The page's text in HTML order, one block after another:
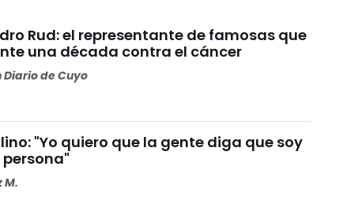
Rud: el representante de famosas que
una década contra el cáncer
Diario de Cuyo
"Yo quiero que la gente diga que soy
M.